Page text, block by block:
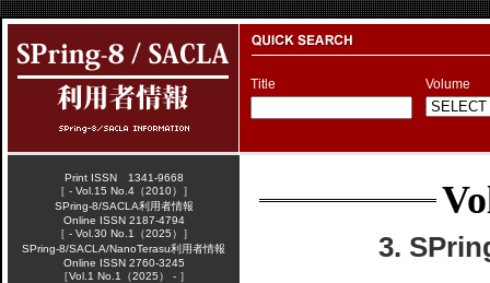
Title Volume
3.
Print ISSN 1341-9668
［ - Vol.15 No.4（2010）］
SPring-8/SACLA利用者情報
Online ISSN 2187-4794
［ - Vol.30 No.1（2025）］
SPring-8/SACLA/NanoTerasu利用者情報
Online ISSN 2760-3245
［Vol.1 No.1（2025） - ］